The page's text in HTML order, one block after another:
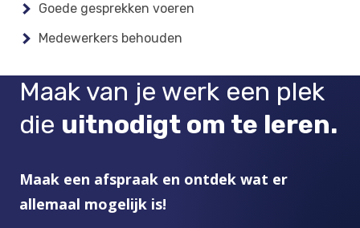
Goede gesprekken voeren
Medewerkers behouden
Maak van je werk een plek
die uitnodigt om te leren.
Maak een afspraak en ontdek wat er
allemaal mogelijk is!